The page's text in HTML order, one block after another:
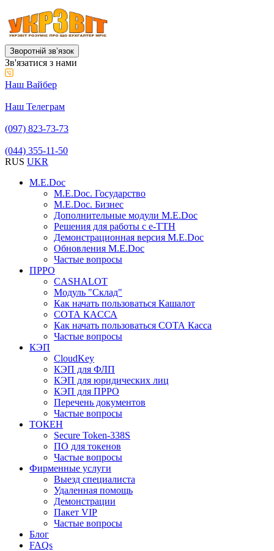
Зворотній звʼязок
Зв'язатися з нами
Наш Вайбер
Наш Телеграм
(097) 823-73-73
(044) 355-11-50
RUS UKR
M.E.Doc
M.E.Doc. Государство
M.E.Doc. Бизнес
Дополнительные модули M.E.Doc
Решения для работы с е-ТТН
Демонстрационная версия M.E.Doc
Обновления M.E.Doc
Частые вопросы
ПРРО
CASHALOT
Модуль "Склад"
Как начать пользоваться Кашалот
СОТА КАCСА
Как начать пользоваться СОТА Касса
Частые вопросы
КЭП
CloudKey
КЭП для ФЛП
КЭП для юридических лиц
КЭП для ПРРО
Перечень документов
Частые вопросы
ТОКЕН
Secure Token-338S
ПО для токенов
Частые вопросы
Фирменные услуги
Выезд специалиста
Удаленная помощь
Демонстрации
Пакет VIP
Частые вопросы
Блог
FAQs